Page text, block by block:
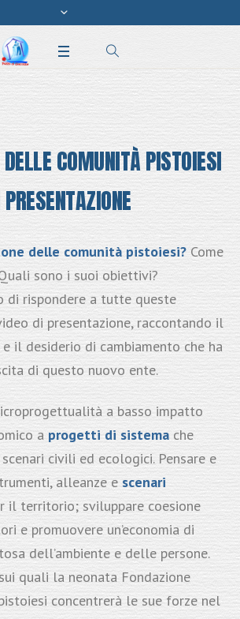
COMUNITÀ PISTOIESI
delle comunità pistoiesi? Come
sono i suoi obiettivi?
di rispondere a tutte queste
di presentazione, raccontando il
il desiderio di cambiamento che ha
di questo nuovo ente.
a basso impatto
a progetti di sistemache
civili ed ecologici. Pensare e
alleanze e scenari
il territorio; sviluppare coesione
e promuovere un’economia di
dell’ambiente e delle persone.
quali la neonata Fondazione
concentrerà le sue forze nel